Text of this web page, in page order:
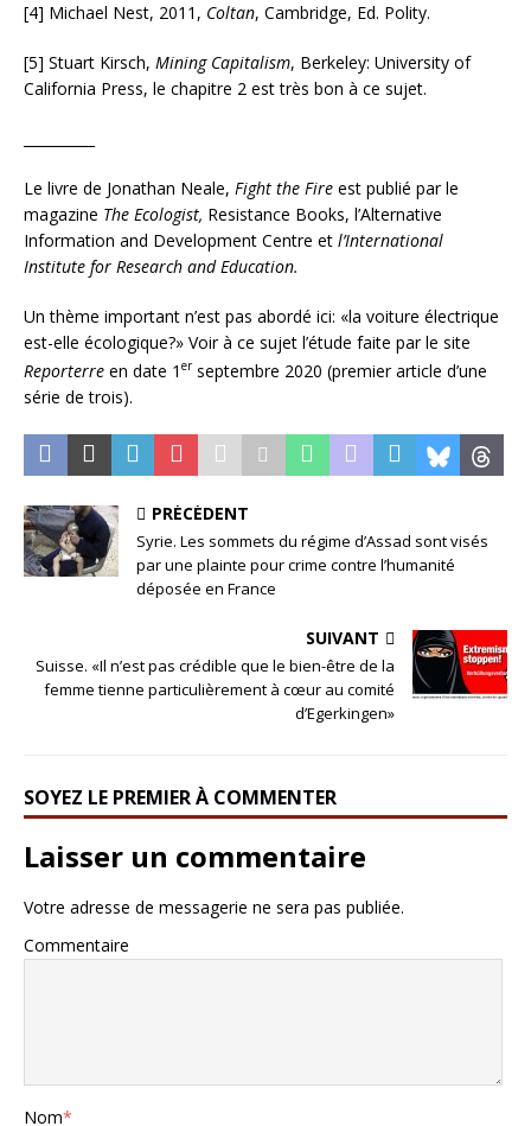
[4] Michael Nest, 2011, Coltan, Cambridge, Ed. Polity.
[5] Stuart Kirsch, Mining Capitalism, Berkeley: University of
California Press, le chapitre 2 est très bon à ce sujet.
Le livre de Jonathan Neale, Fight the Fire est publié par le
magazine The Ecologist, Resistance Books, l’Alternative
Information and Development Centre et l’International
Institute for Research and Education.
Un thème important n’est pas abordé ici: «la voiture électrique
est-elle écologique?» Voir à ce sujet l’étude faite par le site
Reporterre en date 1 erseptembre 2020 (premier article d’une
série de trois).
PRÉCÉDENT
Syrie. Les sommets du régime d’Assad sont visés
par une plainte pour crime contre l’humanité
déposée en France
SUIVANT
Suisse. «Il n’est pas crédible que le bien-être de la
femme tienne particulièrement à cœur au comité
d’Egerkingen»
SOYEZ LE PREMIER À COMMENTER
Laisser un commentaire
Votre adresse de messagerie ne sera pas publiée.
Commentaire
Nom*